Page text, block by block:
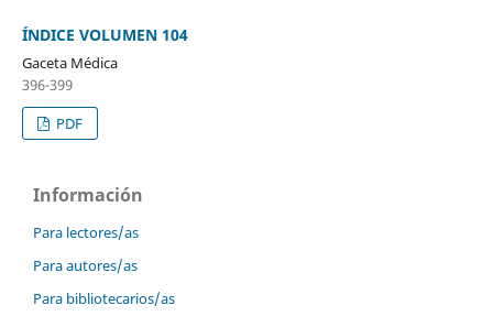
ÍNDICE VOLUMEN 104
Gaceta Médica
396-399
PDF
Información
Para lectores/as
Para autores/as
Para bibliotecarios/as